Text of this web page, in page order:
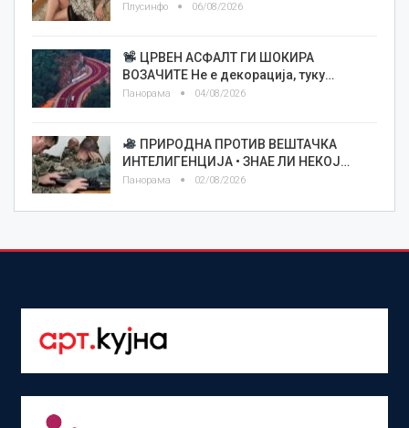
Плусинфо 06/08/2026
ЦРВЕН АСФАЛТ ГИ ШОКИРА
ВОЗАЧИТЕ Не е декорација, туку…
Панорама 04/08/2026
ПРИРОДНА ПРОТИВ ВЕШТАЧКА
ИНТЕЛИГЕНЦИЈА • ЗНАЕ ЛИ НЕКОЈ…
Панорама 02/08/2026